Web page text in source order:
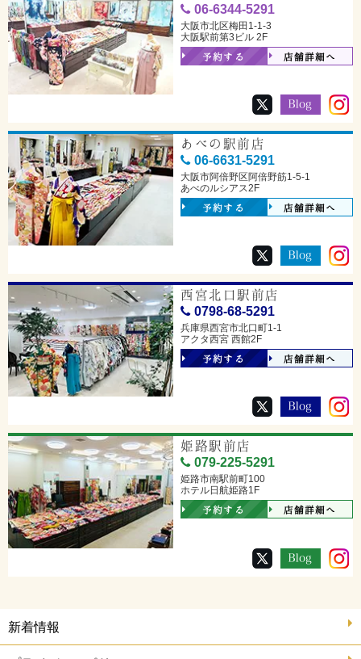
06-6344-5291
大阪市北区梅田1-1-3
大阪駅前第3ビル 2F
予約する 店舗詳細へ
あべの駅前店
06-6631-5291
大阪市阿倍野区阿倍野筋1-5-1
あべのルシアス2F
予約する 店舗詳細へ
西宮北口駅前店
0798-68-5291
兵庫県西宮市北口町1-1
アクタ西宮 西館2F
予約する 店舗詳細へ
姫路駅前店
079-225-5291
姫路市南駅前町100
ホテル日航姫路1F
予約する 店舗詳細へ
新着情報